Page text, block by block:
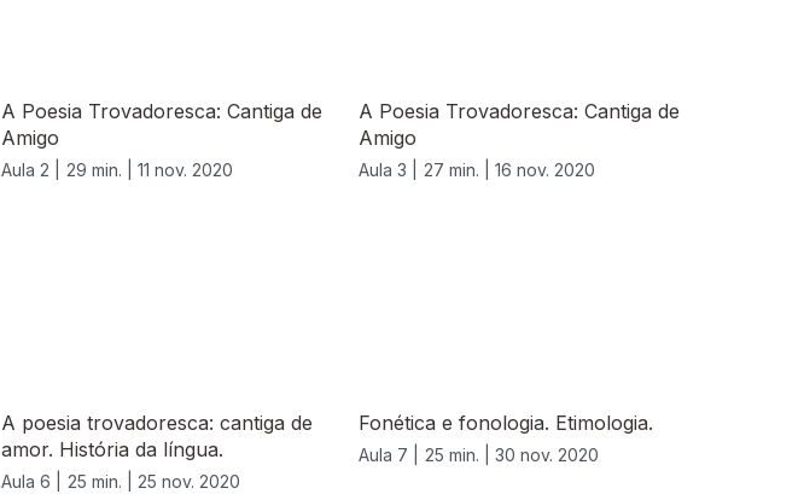
A Poesia Trovadoresca: Cantiga de
Amigo
Aula 2 | 29 min. | 11 nov. 2020
A Poesia Trovadoresca: Cantiga de
Amigo
Aula 3 | 27 min. | 16 nov. 2020
A poesia trovadoresca: cantiga de
amor. História da língua.
Aula 6 | 25 min. | 25 nov. 2020
Fonética e fonologia. Etimologia.
Aula 7 | 25 min. | 30 nov. 2020